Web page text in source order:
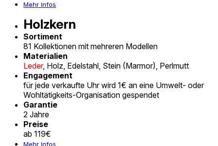
Mehr Infos
Holzkern
Sortiment
81 Kollektionen mit mehreren Modellen
Materialien
Leder, Holz, Edelstahl, Stein (Marmor), Perlmutt
Engagement
für jede verkaufte Uhr wird 1€ an eine Umwelt- oder
Wohltätigkeits-Organisation gespendet
Garantie
2 Jahre
Preise
ab 119€
Mehr Infos